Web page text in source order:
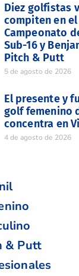
Diez golfistas
compiten en el
Campeonato
Sub-16 y
Pitch & Putt
5 de agosto de 2026
El presente y
golf femenino
concentra en
4 de agosto de 2026
& Putt